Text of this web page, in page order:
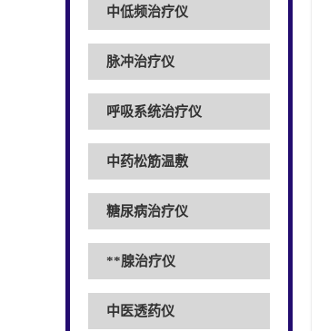
中低频治疗仪
脉冲治疗仪
呼吸系统治疗仪
中药松筋温敷
糖尿病治疗仪
**腺治疗仪
中医透药仪